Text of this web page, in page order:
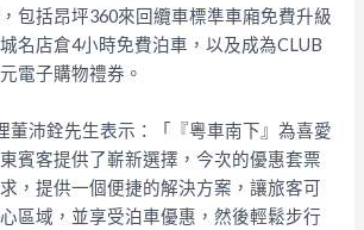
包括昂坪360來回纜車標準車廂免費升級
名店倉4小時免費泊車，以及成為CLUB
電子購物禮券。
董沛銓先生表示：「『粵車南下』為喜愛
賓客提供了嶄新選擇，今次的優惠套票
，提供一個便捷的解決方案，讓旅客可
區域，並享受泊車優惠，然後輕鬆步行